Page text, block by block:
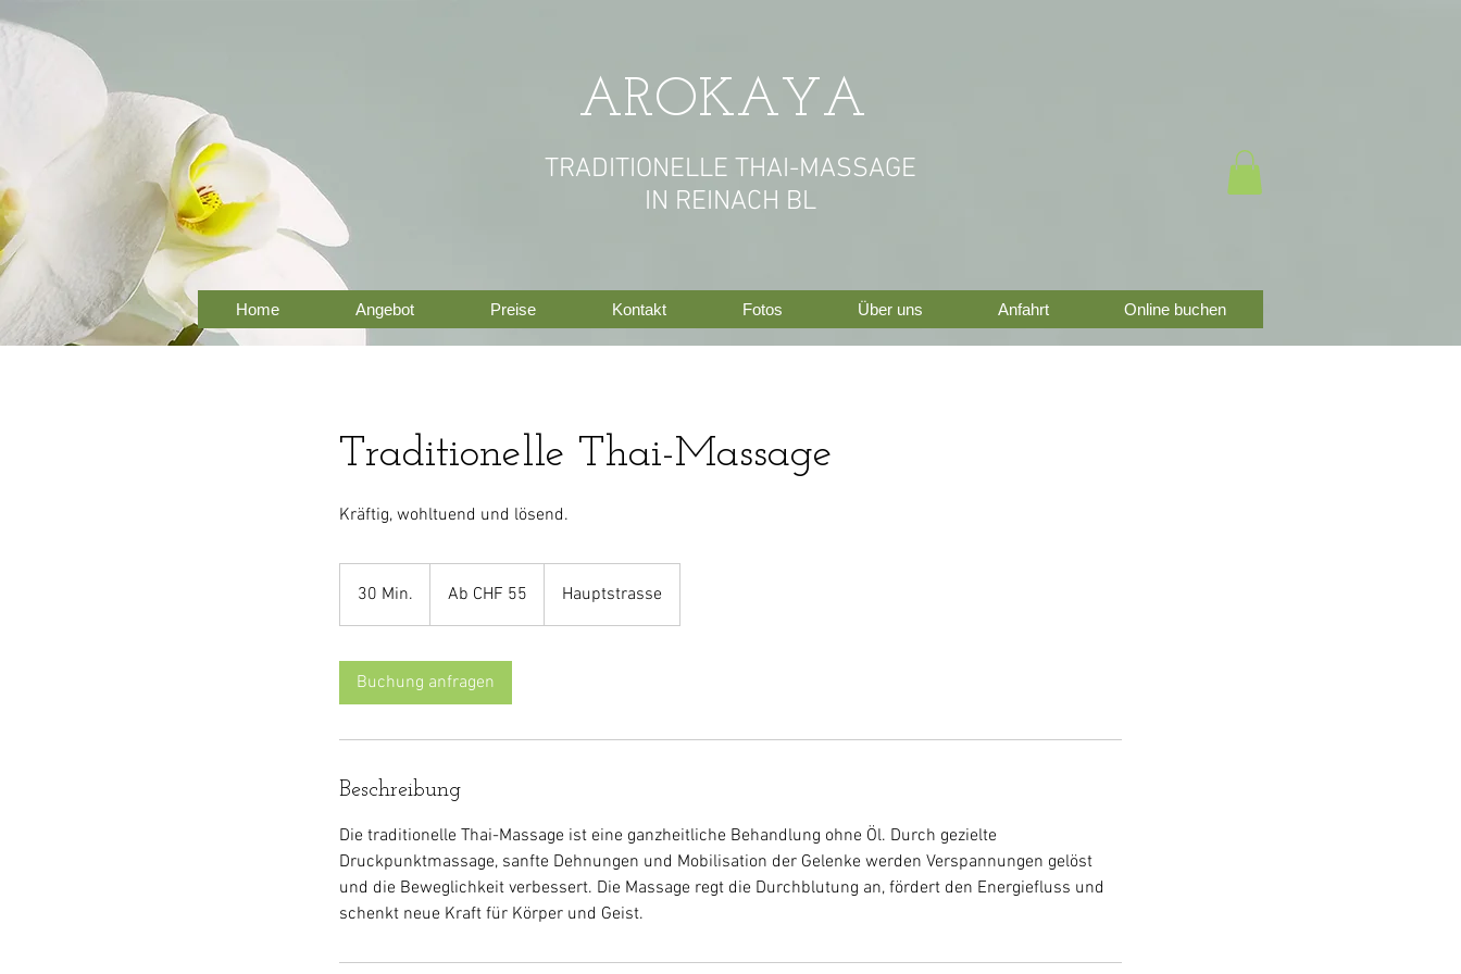
AROKAYA
TRADITIONELLE THAI-MASSAGE
IN REINACH BL
Home Angebot Preise Kontakt Fotos Über uns Anfahrt Online buchen
Traditionelle Thai-Massage
Kräftig, wohltuend und lösend.
30 Min.
0
n
Schweizer
Ab CHF 55 Hauptstrasse
Buchung anfragen
Beschreibung
Die traditionelle Thai-Massage ist eine ganzheitliche Behandlung ohne Öl. Durch gezielte
Druckpunktmassage, sanfte Dehnungen und Mobilisation der Gelenke werden Verspannungen gelöst
und die Beweglichkeit verbessert. Die Massage regt die Durchblutung an, fördert den Energiefluss und
schenkt neue Kraft für Körper und Geist.